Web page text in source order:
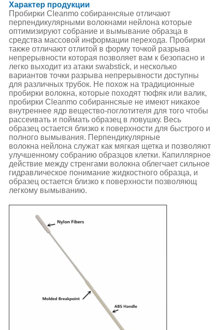
Характер продукции
Пробирки Cleanmo собираннсяые отличают
перпендикулярными волокнами нейлона которые
оптимизируют собрание и вымывание образца в
средства массовой информации перехода. Пробирки
также отличают отлитой в форму точкой разрыва
непрерывности которая позволяет вам к безопасно и
легко выходит из атаки swabstick, и несколько
вариантов точки разрыва непрерывности доступны
для различных трубок. Не похож на традиционные
пробирки волокна, которые походят тюфяк или валик,
пробирки Cleanmo собираннсяые не имеют никакое
внутреннее ядр вещество-поглотителя для того чтобы
рассеивать и поймать образец в ловушку. Весь
образец остается близко к поверхности для быстрого и
полного вымывания. Перпендикулярные
волокна нейлона служат как мягкая щетка и позволяют
улучшенному собранию образцов клетки. Капиллярное
действие между стренгами волокна облегчает сильное
гидравлическое понимание жидкостного образца, и
образец остается близко к поверхности позволяющ
легкому вымыванию.